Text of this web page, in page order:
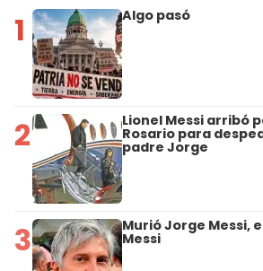
1 Algo pasó
2 Lionel Messi arribó
Rosario para
padre Jorge
3 Murió Jorge Messi,
Messi